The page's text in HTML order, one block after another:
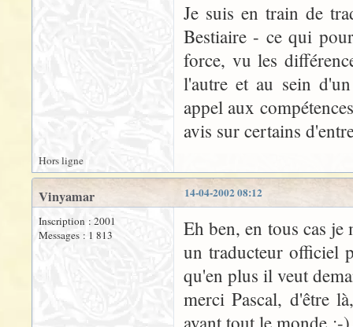
Je suis en train de
Bestiaire - ce qui
force, vu les
l'autre et au sein
appel aux
avis sur certains
Hors ligne
14-04-2002 08:12
Vinyamar
Inscription : 2001
Messages : 1 813
Eh ben, en tous cas
un traducteur officiel
qu'en plus il veut
merci Pascal, d'être
avant tout le monde :-